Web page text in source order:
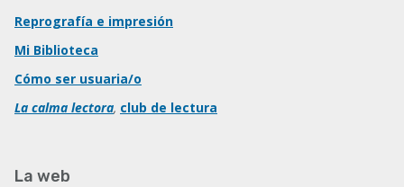
Reprografía e impresión
Mi Biblioteca
Cómo ser usuaria/o
La calma lectora, club de lectura
La web